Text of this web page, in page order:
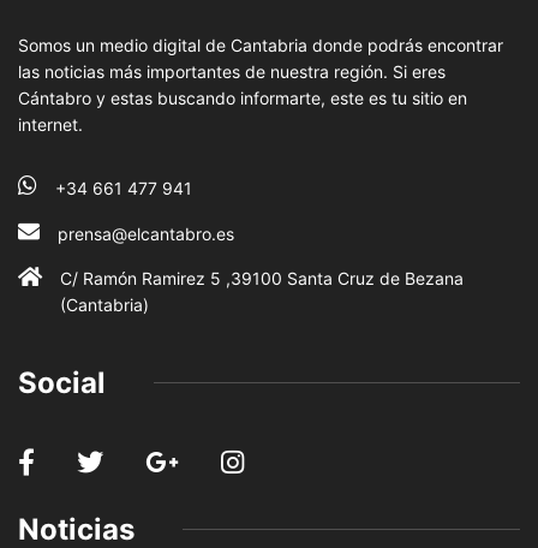
Somos un medio digital de Cantabria donde podrás encontrar
las noticias más importantes de nuestra región. Si eres
Cántabro y estas buscando informarte, este es tu sitio en
internet.
+34 661 477 941
prensa@elcantabro.es
C/ Ramón Ramirez 5 ,39100 Santa Cruz de Bezana
(Cantabria)
Social
Noticias